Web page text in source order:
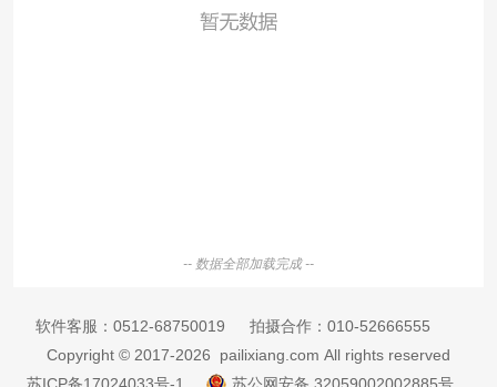
-- 数据全部加载完成 --
软件客服： 0512-68750019 拍摄合作： 010-52666555
Copyright © 2017-2026 pailixiang.com All rights reserved
苏ICP备17024033号-1
苏公网安备 32059002002885号